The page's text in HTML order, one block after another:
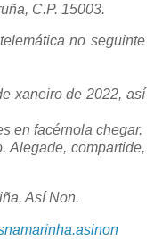
C.P. 15003.
no seguinte
xaneiro de 2022, así
en facérnola chegar.
Alegade, compartide,
Así Non.